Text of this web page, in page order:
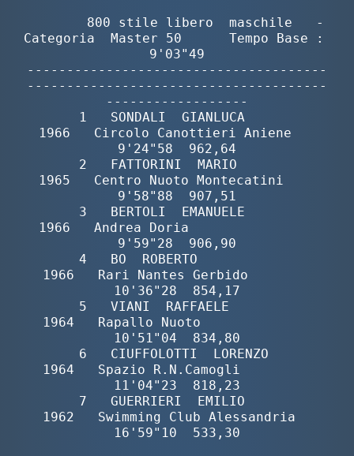
        800 stile libero  maschile   -
Categoria  Master 50      Tempo Base :
9'03"49
--------------------------------------
--------------------------------------
------------------
       1   SONDALI  GIANLUCA
1966   Circolo Canottieri Aniene
9'24"58  962,64
       2   FATTORINI  MARIO
1965   Centro Nuoto Montecatini
9'58"88  907,51
       3   BERTOLI  EMANUELE
1966   Andrea Doria
9'59"28  906,90
       4   BO  ROBERTO
1966   Rari Nantes Gerbido
10'36"28  854,17
       5   VIANI  RAFFAELE
1964   Rapallo Nuoto
10'51"04  834,80
       6   CIUFFOLOTTI  LORENZO
1964   Spazio R.N.Camogli
11'04"23  818,23
       7   GUERRIERI  EMILIO
1962   Swimming Club Alessandria
16'59"10  533,30